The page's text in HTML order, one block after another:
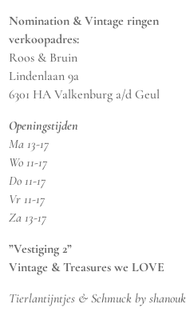
Nomination & Vintage ringen
verkoopadres:
Roos & Bruin
Lindenlaan 9a
6301 HA Valkenburg a/d Geul
Openingstijden
Ma 13-17
Wo 11-17
Do 11-17
Vr 11-17
Za 13-17
”Vestiging 2”
Vintage & Treasures we LOVE
Tierlantijntjes & Schmuck by shanouk